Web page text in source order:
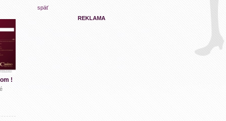
späť
!
REKLAMA